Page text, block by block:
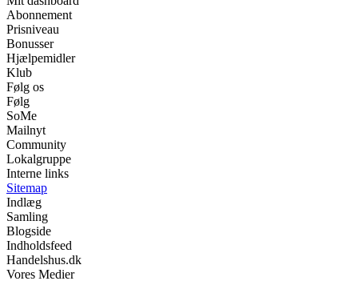
Abonnement
Prisniveau
Bonusser
Hjælpemidler
Klub
Følg os
Følg
SoMe
Mailnyt
Community
Lokalgruppe
Interne links
Sitemap
Indlæg
Samling
Blogside
Indholdsfeed
Handelshus.dk
Vores Medier